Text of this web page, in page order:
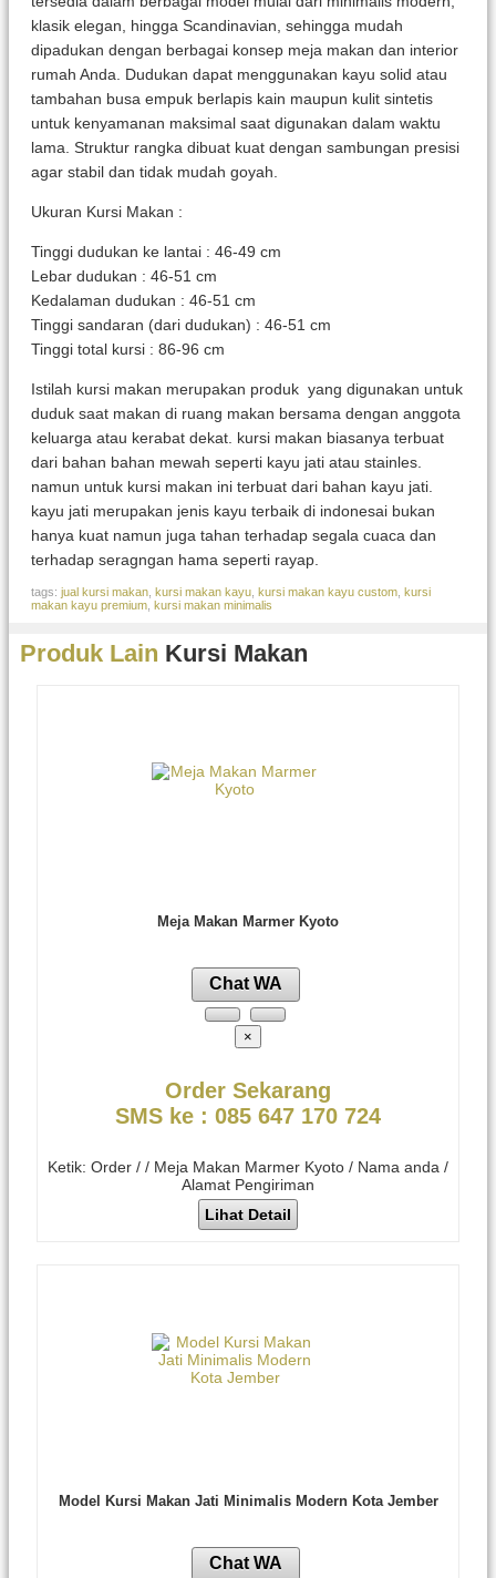
klasik elegan, hingga Scandinavian, sehingga mudah
dipadukan dengan berbagai konsep meja makan dan interior
rumah Anda. Dudukan dapat menggunakan kayu solid atau
tambahan busa empuk berlapis kain maupun kulit sintetis
untuk kenyamanan maksimal saat digunakan dalam waktu
lama. Struktur rangka dibuat kuat dengan sambungan presisi
agar stabil dan tidak mudah goyah.
Ukuran Kursi Makan :
Tinggi dudukan ke lantai : 46-49 cm
Lebar dudukan : 46-51 cm
Kedalaman dudukan : 46-51 cm
Tinggi sandaran (dari dudukan) : 46-51 cm
Tinggi total kursi : 86-96 cm
Istilah kursi makan merupakan produk yang digunakan untuk
duduk saat makan di ruang makan bersama dengan anggota
keluarga atau kerabat dekat. kursi makan biasanya terbuat
dari bahan bahan mewah seperti kayu jati atau stainles.
namun untuk kursi makan ini terbuat dari bahan kayu jati.
kayu jati merupakan jenis kayu terbaik di indonesai bukan
hanya kuat namun juga tahan terhadap segala cuaca dan
terhadap seragngan hama seperti rayap.
tags: jual kursi makan kursi makan kayu kursi makan kayu custom kursi
makan kayu premium kursi makan minimalis
Produk Lain Kursi Makan
Meja Makan Marmer Kyoto
Chat WA
×
Order Sekarang
SMS ke : 085 647 170 724
Ketik: Order / / Meja Makan Marmer Kyoto / Nama anda /
Alamat Pengiriman
Lihat Detail
Model Kursi Makan Jati Minimalis Modern Kota Jember
Chat WA